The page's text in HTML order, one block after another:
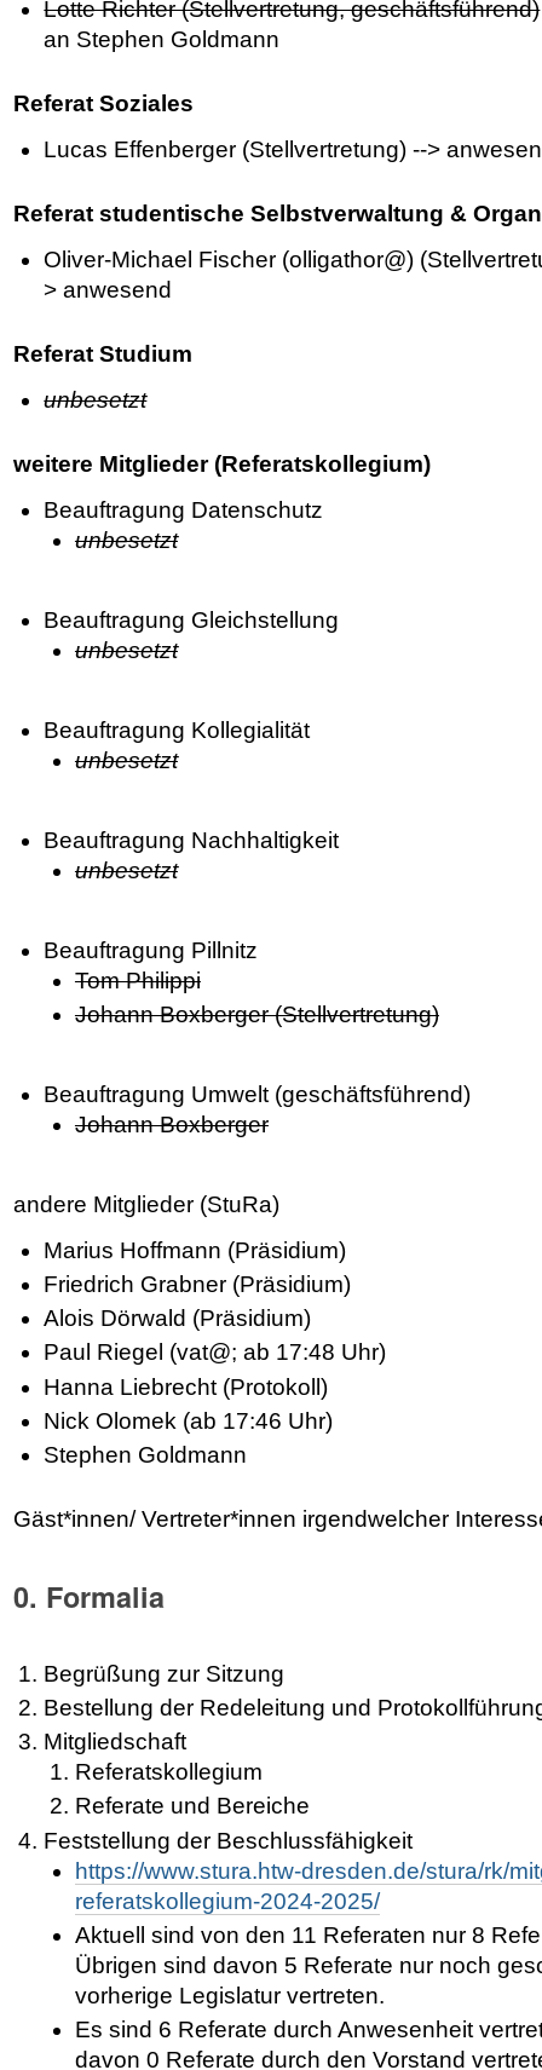
Lotte Richter (Stellvertretung, geschäftsführend)
an Stephen Goldmann
Referat Soziales
Lucas Effenberger (Stellvertretung) -->
Referat studentische Selbstverwaltung &
Oliver-Michael Fischer (olligathor@)
> anwesend
Referat Studium
unbesetzt
weitere Mitglieder (Referatskollegium)
Beauftragung Datenschutz
unbesetzt
Beauftragung Gleichstellung
unbesetzt
Beauftragung Kollegialität
unbesetzt
Beauftragung Nachhaltigkeit
unbesetzt
Beauftragung Pillnitz
Tom Philippi
Johann Boxberger (Stellvertretung)
Beauftragung Umwelt (geschäftsführend)
Johann Boxberger
andere Mitglieder (StuRa)
Marius Hoffmann (Präsidium)
Friedrich Grabner (Präsidium)
Alois Dörwald (Präsidium)
Paul Riegel (vat@; ab 17:48 Uhr)
Hanna Liebrecht (Protokoll)
Nick Olomek (ab 17:46 Uhr)
Stephen Goldmann
Gäst*innen/ Vertreter*innen irgendwelcher
0. Formalia
Begrüßung zur Sitzung
Bestellung der Redeleitung und
Mitgliedschaft
Referatskollegium
Referate und Bereiche
Feststellung der Beschlussfähigkeit
https://www.stura.htw-dresden.de/stura/rk/
referatskollegium-2024-2025/
Aktuell sind von den 11 Referaten nur 8
Übrigen sind davon 5 Referate nur noch
vorherige Legislatur vertreten.
Es sind 6 Referate durch Anwesenheit
davon 0 Referate durch den Vorstand